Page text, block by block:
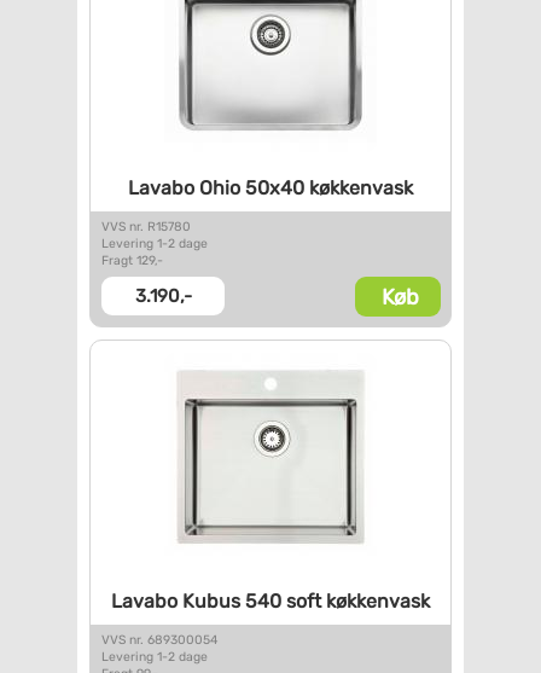
Lavabo Ohio 50x40 køkkenvask
VVS nr. R15780
Levering 1-2 dage
Fragt 129,-
3.190,- Køb
Lavabo Kubus 540 softkøkkenvask
VVS nr. 689300054
Levering 1-2 dage